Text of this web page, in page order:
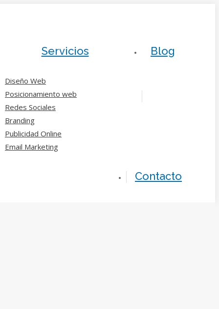
Servicios
Diseño Web
Posicionamiento web
Redes Sociales
Branding
Publicidad Online
Email Marketing
Blog
Contacto